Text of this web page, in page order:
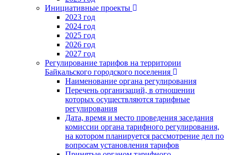
Инициативные проекты
2023 год
2024 год
2025 год
2026 год
2027 год
Регулирование тарифов на территории
Байкальского городского поселения
Наименование органа регулирования
Перечень организаций, в отношении
которых осуществляются тарифные
регулирования
Дата, время и место проведения заседания
комиссии органа тарифного регулирования,
на котором планируется рассмотрение дел по
вопросам установления тарифов